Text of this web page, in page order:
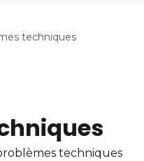
techniques
techniques